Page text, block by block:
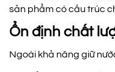
sản phẩm có cấu trúc
Ổn định chất
Ngoài khả năng giữ